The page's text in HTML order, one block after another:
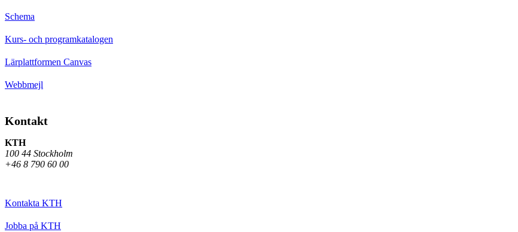
Schema
Kurs- och programkatalogen
Lärplattformen Canvas
Webbmejl
Kontakt
KTH
100 44 Stockholm
+46 8 790 60 00
Kontakta KTH
Jobba på KTH